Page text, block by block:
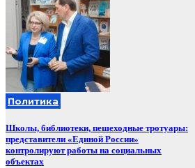
Политика
Школы, библиотеки, пешеходные тротуары:
представители «Единой России»
контролируют работы на социальных
объектах